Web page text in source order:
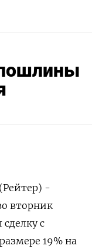
-
вторник
с
19% на